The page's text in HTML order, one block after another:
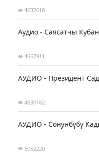
4632618
Аудио - Саясатчы
4667911
АУДИО - Президент
4630162
АУДИО - Сонунбүбү
5052220